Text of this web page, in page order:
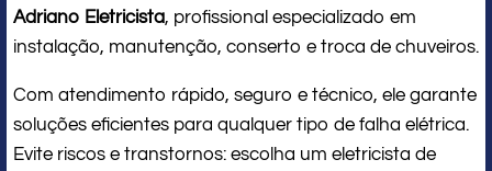
Adriano Eletricista, profissional especializado em
instalação, manutenção, conserto e troca de chuveiros.
Com atendimento rápido, seguro e técnico, ele garante
soluções eficientes para qualquer tipo de falha elétrica.
Evite riscos e transtornos: escolha um eletricista de